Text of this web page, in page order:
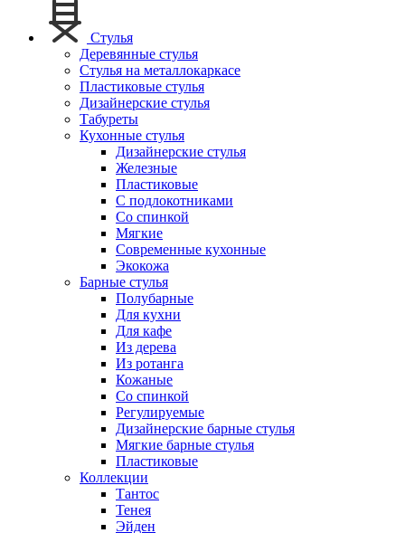
Стулья
Деревянные стулья
Стулья на металлокаркасе
Пластиковые стулья
Дизайнерские стулья
Табуреты
Кухонные стулья
Дизайнерские стулья
Железные
Пластиковые
С подлокотниками
Со спинкой
Мягкие
Современные кухонные
Экокожа
Барные стулья
Полубарные
Для кухни
Для кафе
Из дерева
Из ротанга
Кожаные
Со спинкой
Регулируемые
Дизайнерские барные стулья
Мягкие барные стулья
Пластиковые
Коллекции
Тантос
Тенея
Эйден